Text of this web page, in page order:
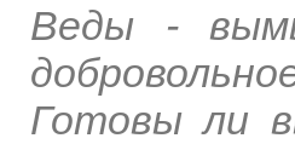
Веды -
Готовы ли